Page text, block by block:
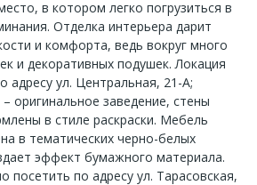
в котором легко погрузиться в
Отделка интерьера дарит
и комфорта, ведь вокруг много
и декоративных подушек. Локация
адресу ул. Центральная, 21-А;
оригинальное заведение, стены
в стиле раскраски. Мебель
в тематических черно-белых
эффект бумажного материала.
по адресу ул. Тарасовская,